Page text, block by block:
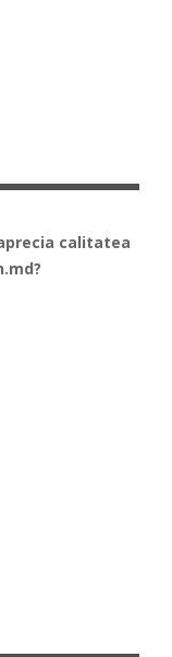
calitatea